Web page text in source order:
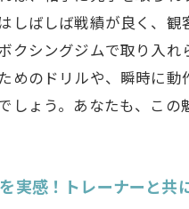
しばしば戦績が良く、
クシングジムで取り入
めのドリルや、瞬時に
しょう。あなたも、こ
実感！トレーナーと共